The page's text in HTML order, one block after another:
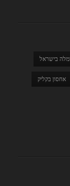
בישראל
אחסון בקליק